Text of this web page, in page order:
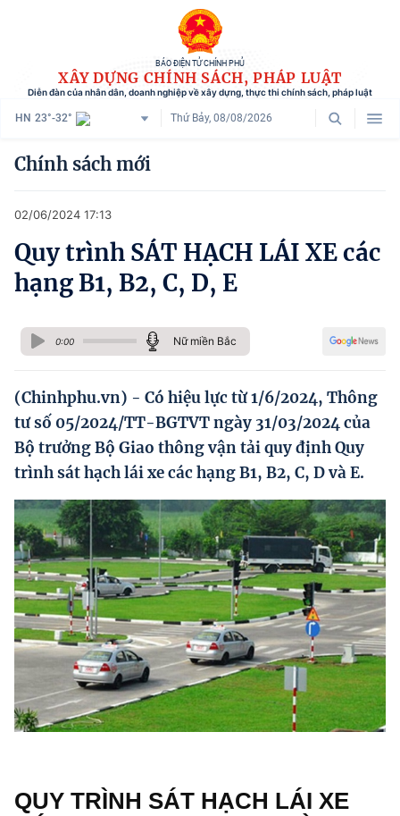
BÁO ĐIỆN TỬ CHÍNH PHỦ
XÂY DỰNG CHÍNH SÁCH, PHÁP LUẬT
Diễn đàn của nhân dân, doanh nghiệp về xây dựng, thực thi chính sách, pháp luật
HN 23°-32° Thứ Bảy, 08/08/2026
Danh mục
Tham vấn chính sách
Người dân góp ý
Doanh nghiệp hiến kế
Hướng dẫn thực hiện chính sách
Phát triển kinh tế tư nhân và doanh nghiệp dân tộc
Ocop và chuỗi giá trị Nông sản
Kinh tế tư nhân
Doanh nghiệp dân tộc
Khác
Video
Photo
Chính sách mới
02/06/2024 17:13
Quy trình SÁT HẠCH LÁI XE các
hạng B1, B2, C, D, E
0:00 Nữ miền Bắc
(Chinhphu.vn) - Có hiệu lực từ 1/6/2024, Thông
tư số 05/2024/TT-BGTVT ngày 31/03/2024 của
Bộ trưởng Bộ Giao thông vận tải quy định Quy
trình sát hạch lái xe các hạng B1, B2, C, D và E.
QUY TRÌNH SÁT HẠCH LÁI XE